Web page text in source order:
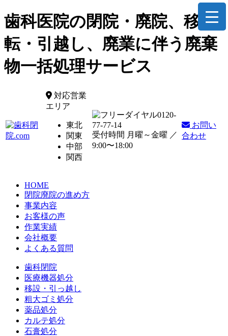
歯科医院の閉院・廃院、移
転・引越し、廃業に伴う廃棄
物一括処理サービス
対応営業
エリア
東北
関東
中部
関西
0120-
77-77-14
受付時間 月曜～金曜 ／
9:00〜18:00
お問い
合わせ
HOME
閉院廃院の進め方
事業内容
お客様の声
作業実績
会社概要
よくある質問
歯科閉院
医療機器処分
移設・引っ越し
粗大ゴミ処分
薬品処分
カルテ処分
石膏処分